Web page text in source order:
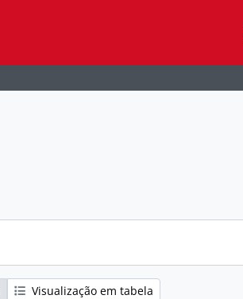
Visualização em tabela